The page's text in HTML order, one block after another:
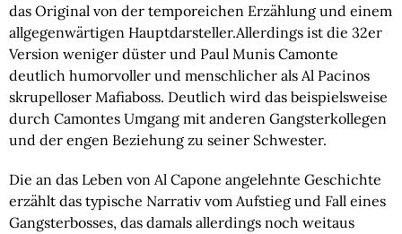
das Original von der temporeichen Erzählung und einem
allgegenwärtigen Hauptdarsteller.Allerdings ist die 32er
Version weniger düster und Paul Munis Camonte
deutlich humorvoller und menschlicher als Al Pacinos
skrupelloser Mafiaboss. Deutlich wird das beispielsweise
durch Camontes Umgang mit anderen Gangsterkollegen
und der engen Beziehung zu seiner Schwester.
Die an das Leben von Al Capone angelehnte Geschichte
erzählt das typische Narrativ vom Aufstieg und Fall eines
Gangsterbosses, das damals allerdings noch weitaus